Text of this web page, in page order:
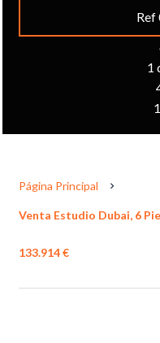
Ref
1
Página Principal
Venta Estudio Dubai, 6
133.914 €